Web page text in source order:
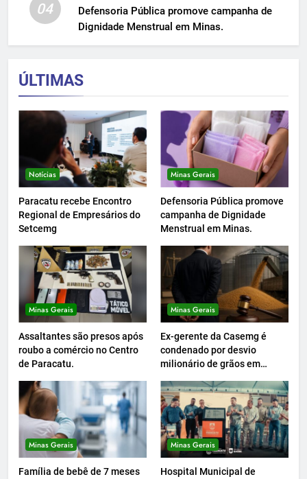
04
Defensoria Pública promove campanha de
Dignidade Menstrual em Minas.
ÚLTIMAS
Notícias
Paracatu recebe Encontro
Regional de Empresários do
Setcemg
Minas Gerais
Defensoria Pública promove
campanha de Dignidade
Menstrual em Minas.
Minas Gerais
Assaltantes são presos após
roubo a comércio no Centro
de Paracatu.
Minas Gerais
Ex-gerente da Casemg é
condenado por desvio
milionário de grãos em
Minas Gerais
Família de bebê de 7 meses
Minas Gerais
Hospital Municipal de